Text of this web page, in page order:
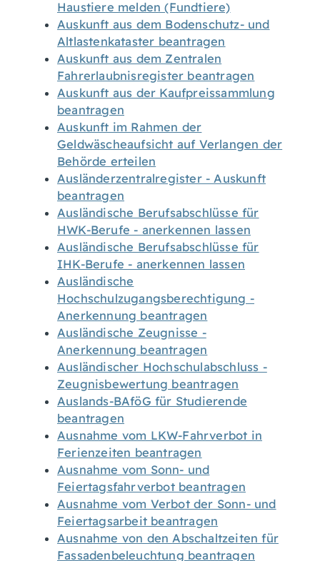
Haustiere melden (Fundtiere)
Auskunft aus dem Bodenschutz- und
Altlastenkataster beantragen
Auskunft aus dem Zentralen
Fahrerlaubnisregister beantragen
Auskunft aus der Kaufpreissammlung
beantragen
Auskunft im Rahmen der
Geldwäscheaufsicht auf Verlangen der
Behörde erteilen
Ausländerzentralregister - Auskunft
beantragen
Ausländische Berufsabschlüsse für
HWK-Berufe - anerkennen lassen
Ausländische Berufsabschlüsse für
IHK-Berufe - anerkennen lassen
Ausländische
Hochschulzugangsberechtigung -
Anerkennung beantragen
Ausländische Zeugnisse -
Anerkennung beantragen
Ausländischer Hochschulabschluss -
Zeugnisbewertung beantragen
Auslands-BAföG für Studierende
beantragen
Ausnahme vom LKW-Fahrverbot in
Ferienzeiten beantragen
Ausnahme vom Sonn- und
Feiertagsfahrverbot beantragen
Ausnahme vom Verbot der Sonn- und
Feiertagsarbeit beantragen
Ausnahme von den Abschaltzeiten für
Fassadenbeleuchtung beantragen